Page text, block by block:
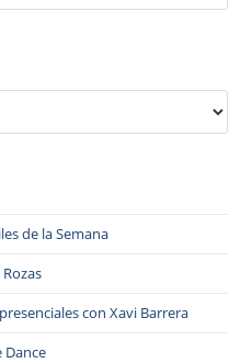
de la Semana
con Xavi Barrera
Dance